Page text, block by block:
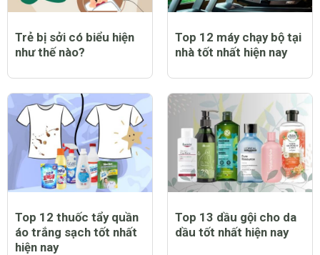
Trẻ bị sởi có biểu hiện
như thế nào?
Top 12 máy chạy bộ tại
nhà tốt nhất hiện nay
Top 12 thuốc tẩy quần
áo trắng sạch tốt nhất
hiện nay
Top 13 dầu gội cho da
dầu tốt nhất hiện nay